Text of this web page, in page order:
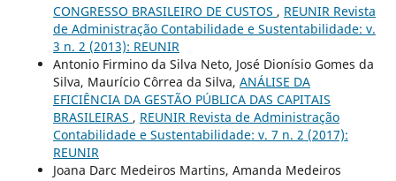
CONGRESSO BRASILEIRO DE CUSTOS , REUNIR Revista
de Administração Contabilidade e Sustentabilidade: v.
3 n. 2 (2013): REUNIR
Antonio Firmino da Silva Neto, José Dionísio Gomes da
Silva, Maurício Côrrea da Silva, ANÁLISE DA
EFICIÊNCIA DA GESTÃO PÚBLICA DAS CAPITAIS
BRASILEIRAS , REUNIR Revista de Administração
Contabilidade e Sustentabilidade: v. 7 n. 2 (2017):
REUNIR
Joana Darc Medeiros Martins, Amanda Medeiros